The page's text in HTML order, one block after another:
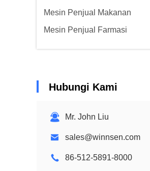
Mesin Penjual Makanan
Mesin Penjual Farmasi
Hubungi Kami
Mr. John Liu
sales@winnsen.com
86-512-5891-8000